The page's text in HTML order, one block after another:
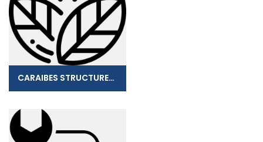
CARAIBES STRUCTURES EURL